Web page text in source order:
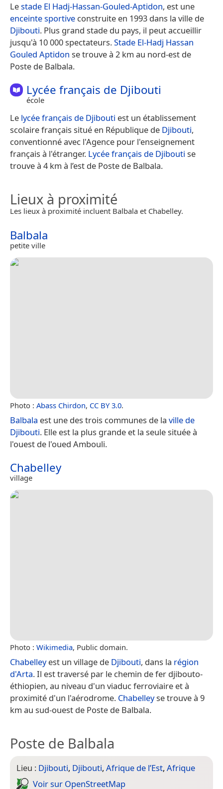
Lestade El Hadj-Hassan-Gouled-Aptidon, est une
enceinte sportive construite en 1993 dans la ville de
Djibouti. Plus grand stade du pays, il peut accueillir
jusqu'à 10 000 spectateurs.Stade El-Hadj Hassan
Gouled Aptidon se trouve à 2 km au nord-est de
Poste de Balbala.
Lycée français de Djibouti
école
Le lycée français de Djibouti est un établissement
scolaire français situé en République de Djibouti,
conventionné avec l'Agence pour l'enseignement
français à l'étranger. Lycée français de Djibouti se
trouve à 4 km à l’est de Poste de Balbala.
Lieux à proximité
Les lieux à proximité incluent Balbala et Chabelley.
Balbala
petite ville
Photo : Abass Chirdon, CC BY 3.0.
Balbala est une des trois communes de la ville de
Djibouti. Elle est la plus grande et la seule située à
l'ouest de l'oued Ambouli.
Chabelley
village
Photo : Wikimedia, Public domain.
Chabelleyest un village de Djibouti, dans la région
d'Arta. Il est traversé par le chemin de fer djibouto-
éthiopien, au niveau d'un viaduc ferroviaire et à
proximité d'un l'aérodrome. Chabelleyse trouve à 9
km au sud-ouest de Poste de Balbala.
Poste de Balbala
Lieu : Djibouti, Djibouti, Afrique de l’Est, Afrique
Voir sur Open­Street­Map